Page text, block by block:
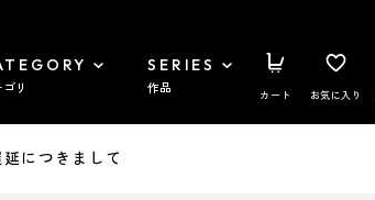
リ
SERIES
作品 カート お気に入り
につきまして